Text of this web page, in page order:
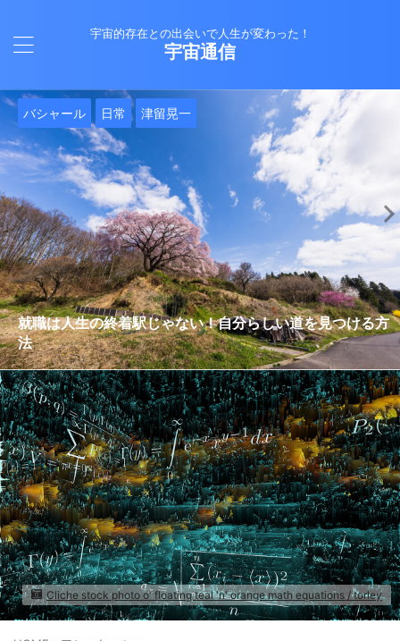
宇宙的存在との出会いで人生が変わった！
宇宙通信
日常 津留晃一
雨の日の恵み：心に降る静かな癒し
バシャール 日常 津留晃一
就職は人生の終着駅じゃない！自分らしい道を見つける方
法
Healy 日常
ヒーリーを買うべきか迷っているあなたへ。実際に使って
みた感想と注意点
バシャール 日常
エネルギーの法則 〜最近どハマりしていました〜
日常
現実を変える
日常
今、ここにいること
Healy 日常 津留晃一
もしかしてだけどHealy（量子波動調整器）のせいなの？
日常
iPad 第10世代買いました
Healy 日常
久し振りにHealy（ヒーリー）量子波動調整器について
日常
大谷さんの通訳、水原さんの解雇に思う
Cliche stock photo o' floating teal 'n' orange math equations / torley